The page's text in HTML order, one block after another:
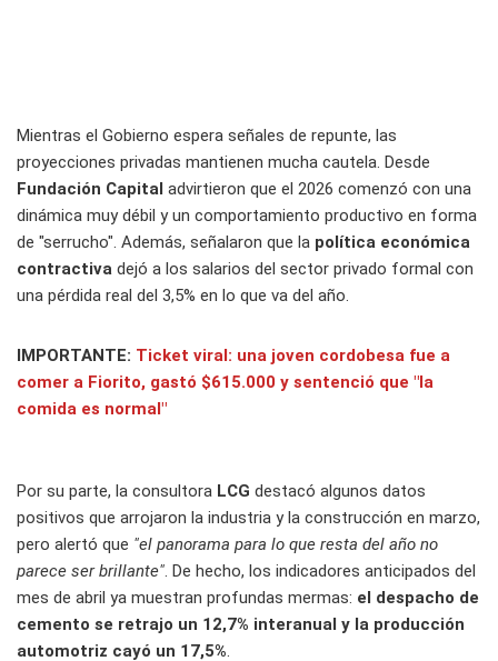
Mientras el Gobierno espera señales de repunte, las
proyecciones privadas mantienen mucha cautela. Desde
Fundación Capital advirtieron que el 2026 comenzó con una
dinámica muy débil y un comportamiento productivo en forma
de "serrucho". Además, señalaron que la política económica
contractiva dejó a los salarios del sector privado formal con
una pérdida real del 3,5% en lo que va del año.
IMPORTANTE: Ticket viral: una joven cordobesa fue a
comer a Fiorito, gastó $615.000 y sentenció que "la
comida es normal"
Por su parte, la consultora LCG destacó algunos datos
positivos que arrojaron la industria y la construcción en marzo,
pero alertó que "el panorama para lo que resta del año no
parece ser brillante". De hecho, los indicadores anticipados del
mes de abril ya muestran profundas mermas: el despacho de
cemento se retrajo un 12,7% interanual y la producción
automotriz cayó un 17,5%.